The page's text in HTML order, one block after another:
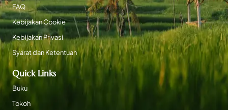
FAQ
Kebijakan Cookie
Kebijakan Privasi
Syarat dan Ketentuan
Quick Links
Buku
Tokoh